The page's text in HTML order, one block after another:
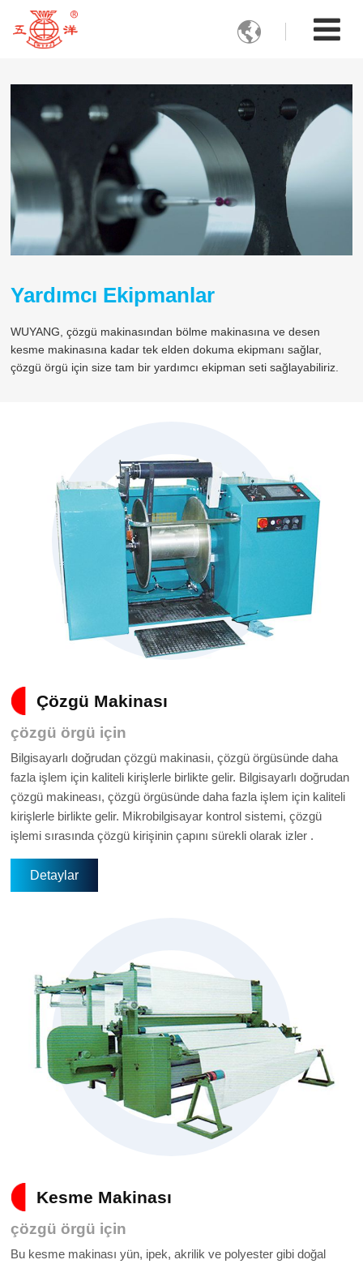

Yardımcı Ekipmanlar
WUYANG, çözgü makinasından bölme makinasına ve desen
kesme makinasına kadar tek elden dokuma ekipmanı sağlar,
çözgü örgü için size tam bir yardımcı ekipman seti sağlayabiliriz.
Çözgü Makinası
çözgü örgü için
Bilgisayarlı doğrudan çözgü makinasiı, çözgü örgüsünde daha
fazla işlem için kaliteli kirişlerle birlikte gelir. Bilgisayarlı doğrudan
çözgü makineası, çözgü örgüsünde daha fazla işlem için kaliteli
kirişlerle birlikte gelir. Mikrobilgisayar kontrol sistemi, çözgü
işlemi sırasında çözgü kirişinin çapını sürekli olarak izler .
Detaylar
Kesme Makinası
çözgü örgü için
Bu kesme makinası yün, ipek, akrilik ve polyester gibi doğal